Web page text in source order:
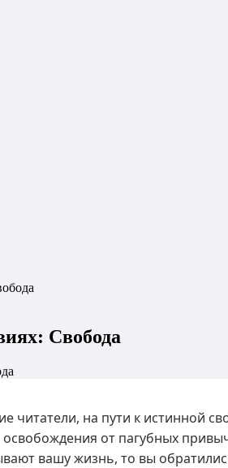
Свобода
читатели, на пути к истинной
от пагубных
вашу жизнь, то вы